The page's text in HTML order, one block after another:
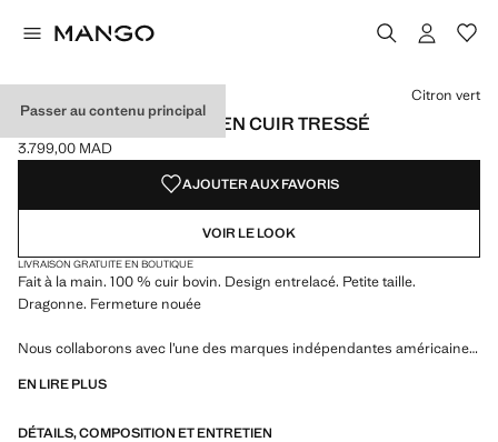
Passer au contenu principal
SAC À MAIN FAIT MAIN EN CUIR TRESSÉ
Prix actuel [3.799,00 MAD ]
3.799,00 MAD
Choisissez une couleur
Couleur Citron vert sélectionnée
Citron vert
AJOUTER AUX FAVORIS
VOIR LE LOOK
LIVRAISON GRATUITE EN BOUTIQUE
Fait à la main. 100 % cuir bovin. Design entrelacé. Petite taille.
Dragonne. Fermeture nouée
Nous collaborons avec l’une des marques indépendantes américaines
audacieuse, où praticité et esthétique coexistent en parfait équilibre.
marquées par le layering et une approche conceptuelle, qui célèbrent
EN LIRE PLUS
DÉTAILS, COMPOSITION ET ENTRETIEN